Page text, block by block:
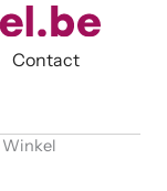
Contact